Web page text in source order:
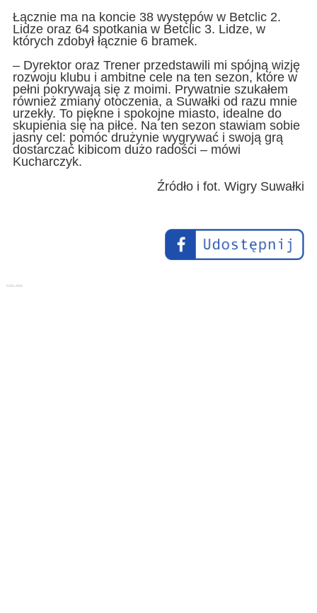
Łącznie ma na koncie 38 występów w Betclic 2.
Lidze oraz 64 spotkania w Betclic 3. Lidze, w
których zdobył łącznie 6 bramek.
– Dyrektor oraz Trener przedstawili mi spójną wizję
rozwoju klubu i ambitne cele na ten sezon, które w
pełni pokrywają się z moimi. Prywatnie szukałem
również zmiany otoczenia, a Suwałki od razu mnie
urzekły. To piękne i spokojne miasto, idealne do
skupienia się na piłce. Na ten sezon stawiam sobie
jasny cel: pomóc drużynie wygrywać i swoją grą
dostarczać kibicom dużo radości – mówi
Kucharczyk.
Źródło i fot. Wigry Suwałki